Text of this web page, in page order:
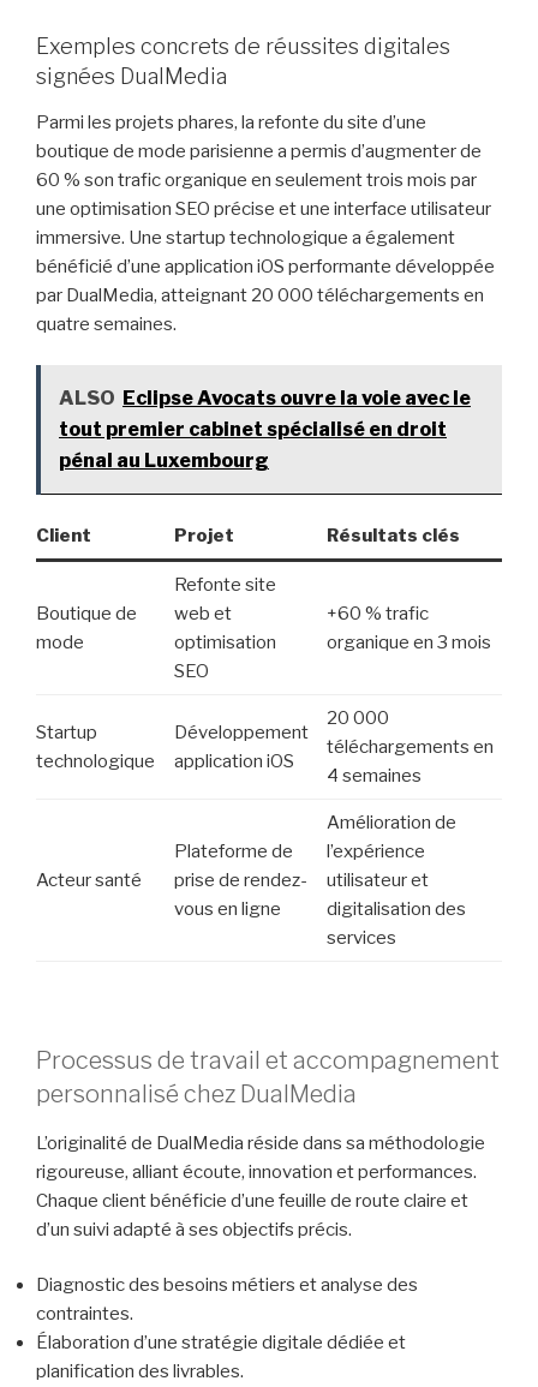
Exemples concrets de réussites digitales
signées DualMedia
Parmi les projets phares, la refonte du site d’une
boutique de mode parisienne a permis d’augmenter de
60 % son trafic organique en seulement trois mois par
une optimisation SEO précise et une interface utilisateur
immersive. Une startup technologique a également
bénéficié d’une application iOS performante développée
par DualMedia, atteignant 20 000 téléchargements en
quatre semaines.
ALSO Eclipse Avocats ouvre la voie avec le
tout premier cabinet spécialisé en droit
pénal au Luxembourg
Client Projet Résultats clés
Boutique de
mode
Refonte site
web et
optimisation
SEO
+60 % trafic
organique en 3 mois
Startup
technologique
Développement
application iOS
20 000
téléchargements en
4 semaines
Acteur santé
Plateforme de
prise de rendez-
vous en ligne
Amélioration de
l’expérience
utilisateur et
digitalisation des
services
Processus de travail et accompagnement
personnalisé chez DualMedia
L’originalité de DualMedia réside dans sa méthodologie
rigoureuse, alliant écoute, innovation et performances.
Chaque client bénéficie d’une feuille de route claire et
d’un suivi adapté à ses objectifs précis.
Diagnostic des besoins métiers et analyse des
contraintes.
Élaboration d’une stratégie digitale dédiée et
planification des livrables.